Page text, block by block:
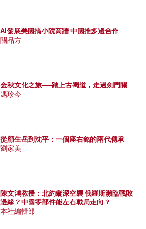
AI發展美國搞小院高牆 中國推多邊合作
關品方
金秋文化之旅──踏上古蜀道，走過劍門關
馮珍今
從顧生岳到沈平：一個座右銘的兩代傳承
劉家美
陳文鴻教授：北約縱深空襲 俄羅斯瀕臨戰敗
邊緣？中國零部件能左右戰局走向？
本社編輯部